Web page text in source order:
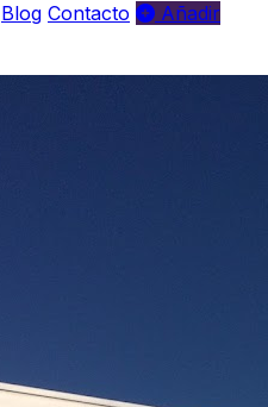
Blog Contacto
Añadir